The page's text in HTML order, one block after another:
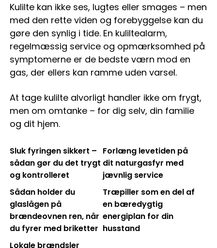
Kulilte kan ikke ses, lugtes eller smages – men
med den rette viden og forebyggelse kan du
gøre den synlig i tide. En kuliltealarm,
regelmæssig service og opmærksomhed på
symptomerne er de bedste værn mod en
gas, der ellers kan ramme uden varsel.
At tage kulilte alvorligt handler ikke om frygt,
men om omtanke – for dig selv, din familie
og dit hjem.
Sluk fyringen sikkert –
sådan gør du det trygt
og kontrolleret
Forlæng levetiden på
dit naturgasfyr med
jævnlig service
Sådan holder du
glaslågen på
brændeovnen ren, når
du fyrer med briketter
Træpiller som en del af
en bæredygtig
energiplan for din
husstand
Lokale brændsler